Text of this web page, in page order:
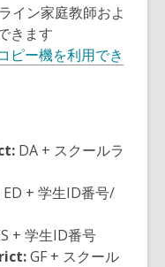
イン家庭教師およ
きます
ピー機を利用でき
DA + スクールラ
ED + 学生ID番号/
+ 学生ID番号
GF + スクール